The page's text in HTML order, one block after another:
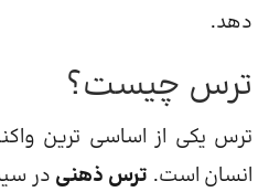
دهد.
ترس چیست؟
ترس یکی از اساسی ترین
انسان است. ترس ذهنی در